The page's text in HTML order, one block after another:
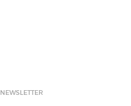
NEWSLETTER